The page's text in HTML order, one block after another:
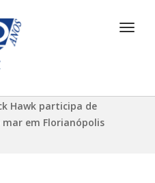
Hawk participa de
em Florianópolis